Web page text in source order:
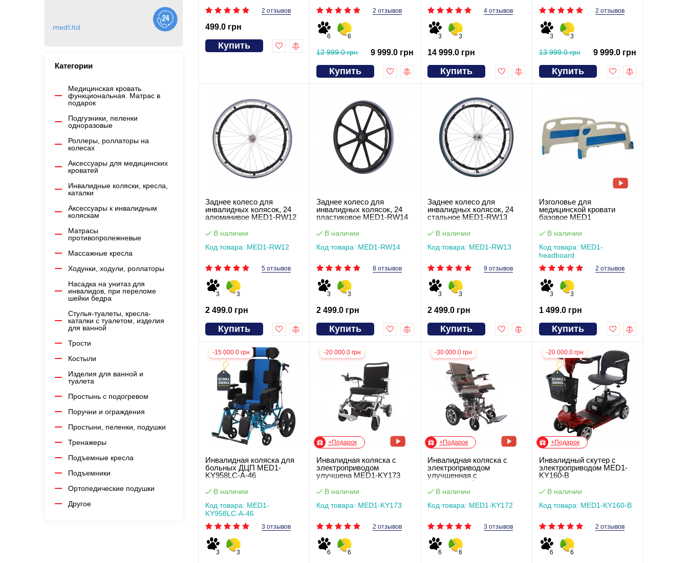
Категории
Медицинская кровать
функциональная. Матрас в
подарок
Подгузники, пеленки
одноразовые
Роллеры, роллаторы на
колесах
Аксессуары для медицинских
кроватей
Инвалидные коляски, кресла,
каталки
Аксессуары к инвалидным
коляскам
Матрасы
противопролежневые
Массажные кресла
Ходунки, ходули, роллаторы
Насадка на унитаз для
инвалидов, при переломе
шейки бедра
Стулья-туалеты, кресла-
каталки с туалетом, изделия
для ванной
Трости
Костыли
Изделия для ванной и
туалета
Простынь с подогревом
Поручни и ограждения
Простыни, пеленки, подушки
Тренажеры
Подъемные кресла
Подъемники
Ортопедические подушки
Другое
2 отзывов
499.0 грн
Купить
2 отзывов
6 6
12 999.0 грн 9 999.0 грн
Купить
4 отзывов
3 3
14 999.0 грн
Купить
2 отзывов
3 3
13 999.0 грн 9 999.0 грн
Купить
Заднее колесо для
инвалидных колясок, 24
алюминивое MED1-RW12
В наличии
Код товара: MED1-RW12
5 отзывов
3 3
2 499.0 грн
Купить
Заднее колесо для
инвалидных колясок, 24
пластиковое MED1-RW14
В наличии
Код товара: MED1-RW14
8 отзывов
3 3
2 499.0 грн
Купить
Заднее колесо для
инвалидных колясок, 24
стальное MED1-RW13
В наличии
Код товара: MED1-RW13
9 отзывов
3 3
2 499.0 грн
Купить
Изголовье для
медицинской кровати
базовое MED1
В наличии
Код товара: MED1-
headboard
2 отзывов
3 3
1 499.0 грн
Купить
-15 000.0 грн
Инвалидная коляска для
больных ДЦП MED1-
KY958LC-A-46
В наличии
Код товара: MED1-
KY958LC-A-46
3 отзывов
3 3
-20 000.0 грн
+Подарок
Инвалидная коляска с
электроприводом
улучшена MED1-KY173
В наличии
Код товара: MED1-KY173
2 отзывов
6 6
-30 000.0 грн
+Подарок
Инвалидная коляска с
электроприводом
улучшенная с
регулировкой высоты
сидения MED1-KY172
В наличии
Код товара: MED1-KY172
3 отзывов
6 6
-20 000.0 грн
+Подарок
Инвалидный скутер с
электроприводом MED1-
KY160-B
В наличии
Код товара: MED1-KY160-B
2 отзывов
6 6